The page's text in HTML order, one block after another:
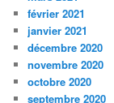
février 2021
janvier 2021
décembre 2020
novembre 2020
octobre 2020
septembre 2020